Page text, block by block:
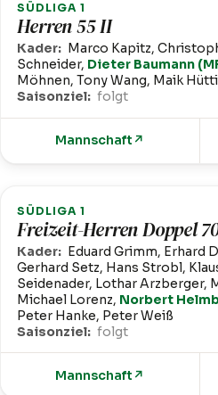
SÜDLIGA 1
Herren 55 II
Kader: Marco Kapitz,
Schneider, Dieter Baumann
Möhnen, Tony Wang, Maik
Saisonziel: folgt
Mannschaft ↗
SÜDLIGA 1
Freizeit-Herren Doppel
Kader: Eduard Grimm, Erhard
Gerhard Setz, Hans Strobl,
Seidenader, Lothar Arzberger,
Michael Lorenz, Norbert
Peter Hanke, Peter Weiß
Saisonziel: folgt
Mannschaft ↗